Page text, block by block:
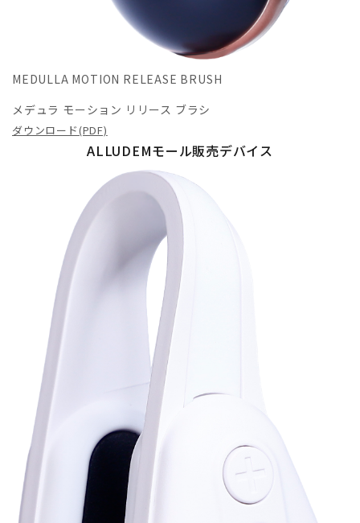
MEDULLA MOTION RELEASE BRUSH
メデュラ モーション リリース ブラシ
ダウンロード(PDF)
ALLUDEMモール販売デバイス